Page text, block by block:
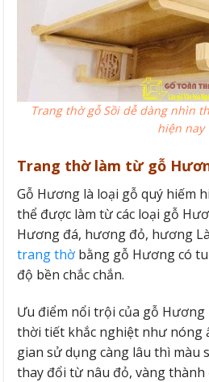
Trang thờ gỗ Sồi dễ dàng nhìn
hiện nay
Trang thờ làm từ gỗ
Gỗ Hương là loại gỗ quý hiếm
thể được làm từ các loại gỗ
Hương đá, hương đỏ, hương
trang thờ bằng gỗ Hương có
độ bền chắc chắn.
Ưu điểm nổi trội của gỗ
thời tiết khắc nghiệt như nóng
gian sử dụng càng lâu thì màu
thay đổi từ nâu đỏ, vàng thành